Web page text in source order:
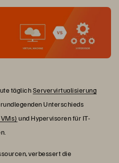
täglichServervirtualisierung
Unterschieds
und Hypervisoren für IT-
verbessert die